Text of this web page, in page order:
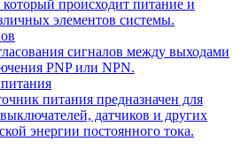
который происходит питание и
элементов системы.
сигналов между выходами
PNP или NPN.
питания предназначен для
датчиков и других
энергии постоянного тока.